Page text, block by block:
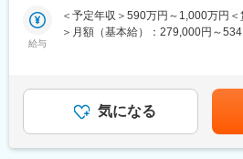
製品の販売、サービスの提供を通
ことで医療に貢献し、テルモブラン
・担当製品の販売活動、各種販促イ
・製品適正使用のための技術サポー
・製品適正使用に必要となる文献・
ートワーク含む）
給与
＜予定年収＞590万円～1,000万円
＞月額（基本給）：279,000円～
はあくまでも目安の金額であり、選
あります。月給(月額)は固定手当を
気になる